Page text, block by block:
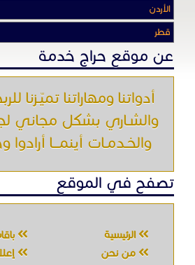
عن موقع حراج خدمة
أدواتنا ومهاراتنا تميّـزنا
والشـاري بشكل مجاني
والخـدمـات أينمـــا أرادوا
تصفح في الموقع
الرئيسية
من نحن